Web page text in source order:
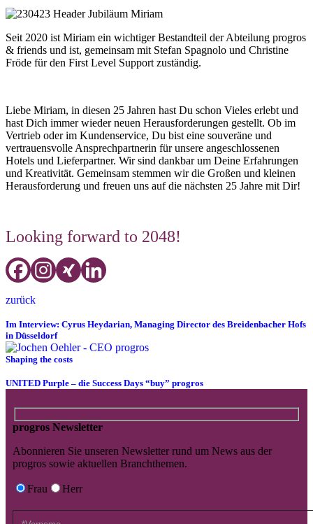
Seit 2020 ist Miriam ein wichtiger Bestandteil der Abteilung progros
& friends und ist, gemeinsam mit Stefan Spagnolo und Christine
Fröde für den First Level Support zuständig.
Liebe Miriam, in diesen 25 Jahren hast Du schon Vieles erlebt und
hast Dich immer wieder neuen Herausforderungen gestellt. Ob im
Vertrieb oder im Kundenservice, Du bist eine souveräne und
vertrauensvolle Ansprechpartnerin für unsere angeschlossenen
Hotels und Lieferpartner. Wir sind dankbar um Deine Erfahrungen
und Kreativität. Gemeinsam stemmen wir die Großen und kleinen
Herausforderung und freuen uns auf die nächsten 25 Jahre mit Dir!
Looking forward to 2048!
zurück
Im Interview: Cyrus Heydarian, Managing Director des Breidenbacher Hofs
in Düsseldorf
Shaping the costs
UNITED Purple – die Success Days “buy” progros
progros Newsletter
Abonnieren Sie unseren Newsletter rund um News aus der
progros sowie aktuellen Branchthemen.
Frau Herr